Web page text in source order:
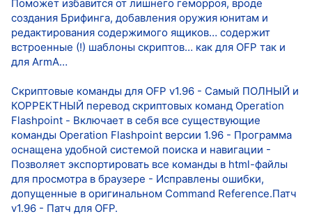
Поможет избавится от лишнего геморроя, вроде
создания Брифинга, добавления оружия юнитам и
редактирования содержимого ящиков… содержит
встроенные (!) шаблоны скриптов… как для OFP так и
для ArmA…
Скриптовые команды для OFP v1.96 - Самый ПОЛНЫЙ и
КОРРЕКТНЫЙ перевод скриптовых команд Operation
Flashpoint - Включает в себя все существующие
команды Operation Flashpoint версии 1.96 - Программа
оснащена удобной системой поиска и навигации -
Позволяет экспортировать все команды в html-файлы
для просмотра в браузере - Исправлены ошибки,
допущенные в оригинальном Command Reference.Патч
v1.96 - Патч для OFP.